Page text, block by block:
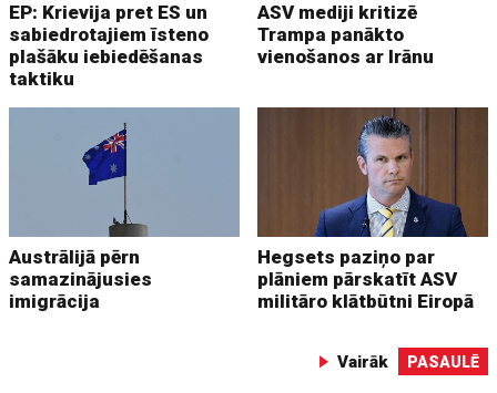
EP: Krievija pret ES un
sabiedrotajiem īsteno
plašāku iebiedēšanas
taktiku
ASV mediji kritizē
Trampa panākto
vienošanos ar Irānu
Austrālijā pērn
samazinājusies
imigrācija
Hegsets paziņo par
plāniem pārskatīt ASV
militāro klātbūtni Eiropā
Vairāk PASAULĒ